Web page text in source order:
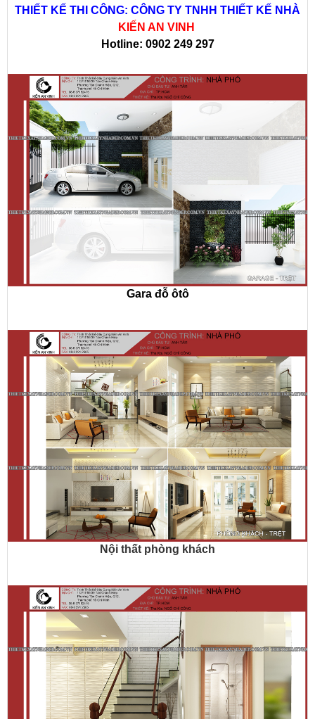
THIẾT KẾ THI CÔNG: CÔNG TY TNHH THIẾT KẾ NHÀ
KIẾN AN VINH
Hotline: 0902 249 297
Gara đỗ ôtô
Nội thất phòng khách